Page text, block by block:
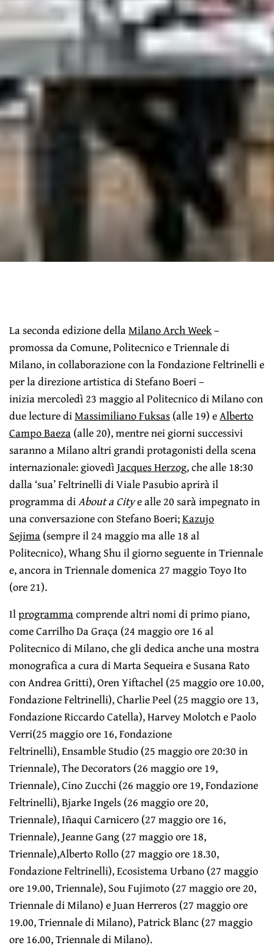
La seconda edizione dellaMilano Arch Week–
promossa da Comune, Politecnico e Triennale di
Milano, in collaborazione con la Fondazione Feltrinelli e
per la direzione artistica di Stefano Boeri –
inizia mercoledì 23 maggio al Politecnico di Milano con
due lecture diMassimiliano Fuk­sas(alle 19) eAlberto
Campo Baeza(alle 20), mentre nei giorni successivi
saranno a Milano altri grandi protagonisti della scena
internazionale: giovedìJacques Herzog, che alle 18:30
dalla ‘sua’ Feltrinelli di Viale Pasubio aprirà il
programma diAbout a Citye alle 20 sarà impegnato in
una conversazione con Stefano Boeri;Kazujo
Sejima(sempre il 24 maggio ma alle 18 al
Politecnico), Whang Shu il giorno seguente in Triennale
e, ancora in Triennale domenica 27 maggio Toyo Ito
(ore 21).
Ilprogrammacomprende altri nomi di primo piano,
come Carrilho Da Graça (24 maggio ore 16 al
Politecnico di Milano, che gli dedica anche una mostra
monografica a cura di Marta Sequeira e Susana Rato
con Andrea Gritti), Oren Yiftachel (25 mag­gio ore 10.00,
Fondazione Feltrinelli), Charlie Peel (25 maggio ore 13,
Fondazione Riccardo Catella), Harvey Molotch e Paolo
Verri(25 maggio ore 16, Fondazione
Feltrinelli), Ensamble Studio (25 maggio ore 20:30 in
Triennale), The Decorators (26 maggio ore 19,
Triennale), Cino Zucchi (26 maggio ore 19, Fondazione
Feltrinelli), Bjarke Ingels (26 maggio ore 20,
Triennale), Iñaqui Carnicero (27 maggio ore 16,
Triennale), Jeanne Gang (27 maggio ore 18,
Triennale),Alberto Rollo (27 mag­gio ore 18.30,
Fondazione Feltrinelli), Ecosistema Urbano (27 maggio
ore 19.00, Triennale), Sou Fujimoto (27 maggio ore 20,
Triennale di Milano) e Juan Herreros (27 maggio ore
19.00, Triennale di Mila­no), Patrick Blanc (27 maggio
ore 16.00, Triennale di Milano).